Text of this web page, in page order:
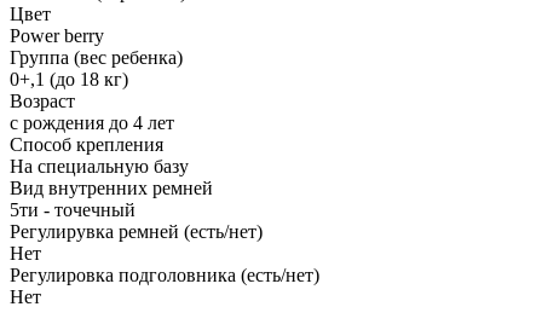
Цвет
Power berry
Группа (вес ребенка)
0+,1 (до 18 кг)
Возраст
с рождения до 4 лет
Способ крепления
На специальную базу
Вид внутренних ремней
5ти - точечный
Регулирувка ремней (есть/нет)
Нет
Регулировка подголовника (есть/нет)
Нет